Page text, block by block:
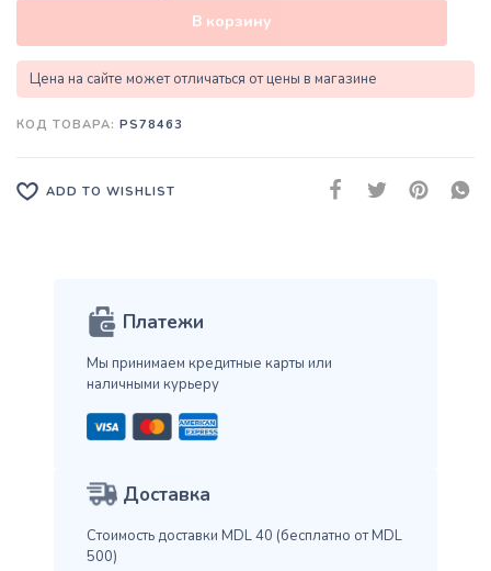
В корзину
Цена на сайте может отличаться от цены в магазине
КОД ТОВАРА: PS78463
ADD TO WISHLIST
Платежи
Мы принимаем кредитные карты или
наличными курьеру
Доставка
Стоимость доставки MDL 40 (бесплатно от MDL
500)